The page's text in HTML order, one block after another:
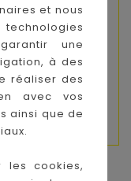
et nous
une
à des
réaliser des
avec vos
ainsi que de
les cookies,
et si
grâce à sa
°C.